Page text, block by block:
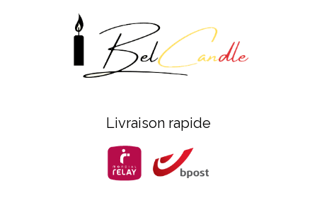
Livraison rapide